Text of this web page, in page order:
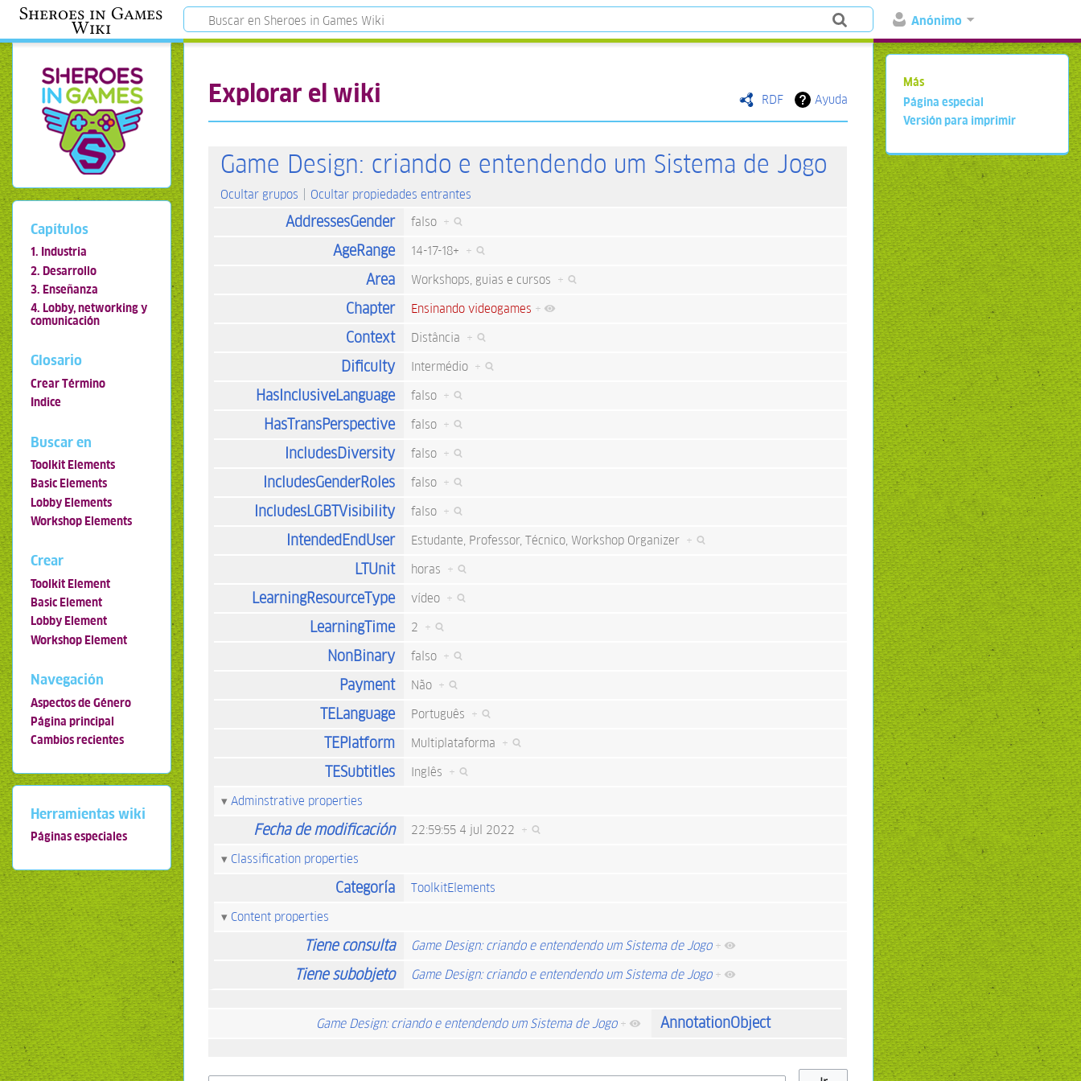
Anónimo
Sheroes in Games
Wiki
RDF Ayuda
Explorar el wiki
Game Design: criando e entendendo um Sistema de Jogo
Ocultar grupos Ocultar propiedades entrantes
AddressesGender falso +
AgeRange 14-17-18+ +
Area Workshops, guias e cursos +
Chapter Ensinando videogames +
Context Distância +
Dificulty Intermédio +
HasInclusiveLanguage falso +
HasTransPerspective falso +
IncludesDiversity falso +
IncludesGenderRoles falso +
IncludesLGBTVisibility falso +
IntendedEndUser Estudante, Professor, Técnico, Workshop Organizer +
LTUnit horas +
LearningResourceType vídeo +
LearningTime 2 +
NonBinary falso +
Payment Não +
TELanguage Português +
TEPlatform Multiplataforma +
TESubtitles Inglês +
Adminstrative properties
Fecha de modificación 22:59:55 4 jul 2022 +
Classification properties
Categoría
ToolkitElements
Content properties
Tiene consulta Game Design: criando e entendendo um Sistema de Jogo +
Tiene subobjeto Game Design: criando e entendendo um Sistema de Jogo +
Game Design: criando e entendendo um Sistema de Jogo + AnnotationObject
Capítulos
1. Industria
2. Desarrollo
3. Enseñanza
4. Lobby, networking y
comunicación
Glosario
Crear Término
Indice
Buscar en
Toolkit Elements
Basic Elements
Lobby Elements
Workshop Elements
Crear
Toolkit Element
Basic Element
Lobby Element
Workshop Element
Navegación
Aspectos de Género
Página principal
Cambios recientes
Herramientas wiki
Páginas especiales
Más
Página especial
Versión para imprimir